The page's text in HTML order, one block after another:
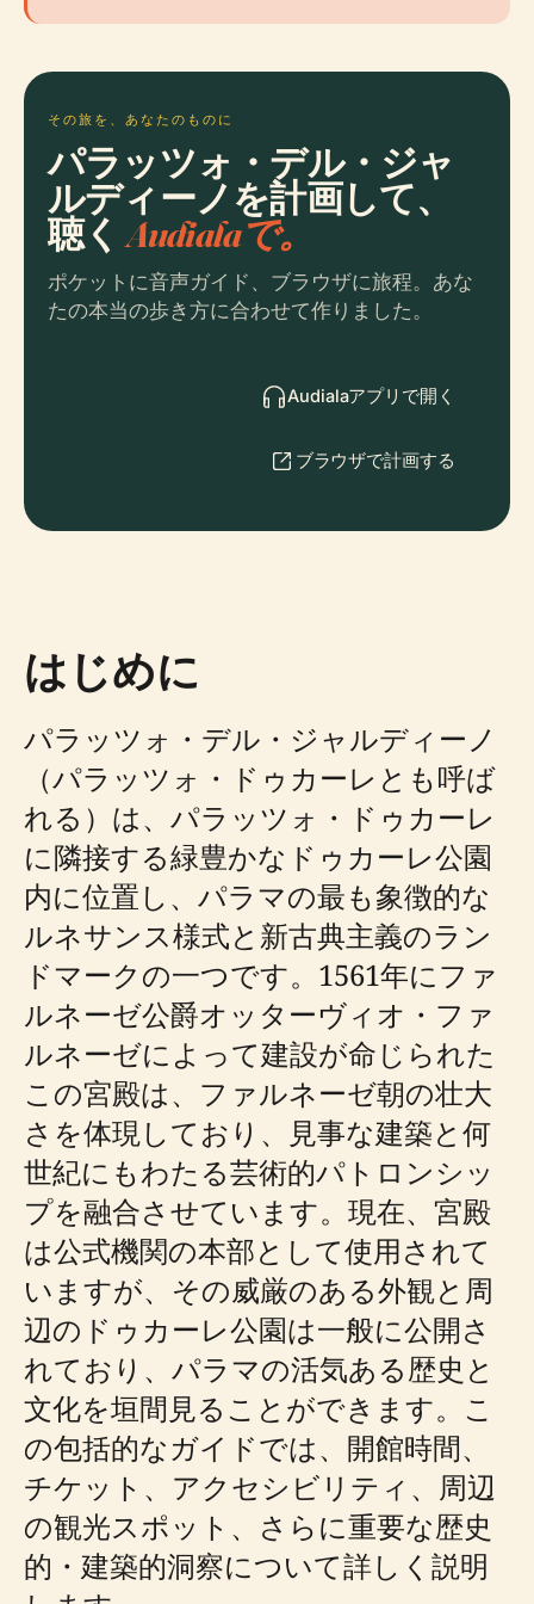
その旅を、あなたのものに
パラッツォ・デル・ジャ
ルディーノを計画して、
聴くAudialaで。
ポケットに音声ガイド、ブラウザに旅程。あな
たの本当の歩き方に合わせて作りました。
Audialaアプリで開く
ブラウザで計画する
はじめに
パラッツォ・デル・ジャルディーノ
（パラッツォ・ドゥカーレとも呼ば
れる）は、パラッツォ・ドゥカーレ
に隣接する緑豊かなドゥカーレ公園
内に位置し、パラマの最も象徴的な
ルネサンス様式と新古典主義のラン
ドマークの一つです。1561年にファ
ルネーゼ公爵オッターヴィオ・ファ
ルネーゼによって建設が命じられた
この宮殿は、ファルネーゼ朝の壮大
さを体現しており、見事な建築と何
世紀にもわたる芸術的パトロンシッ
プを融合させています。現在、宮殿
は公式機関の本部として使用されて
いますが、その威厳のある外観と周
辺のドゥカーレ公園は一般に公開さ
れており、パラマの活気ある歴史と
文化を垣間見ることができます。こ
の包括的なガイドでは、開館時間、
チケット、アクセシビリティ、周辺
の観光スポット、さらに重要な歴史
的・建築的洞察について詳しく説明